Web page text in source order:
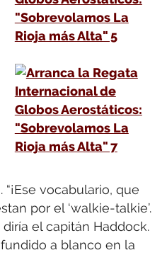
vocabulario, que
por el ‘walkie-talkie’.
el capitán Haddock.
a blanco en la